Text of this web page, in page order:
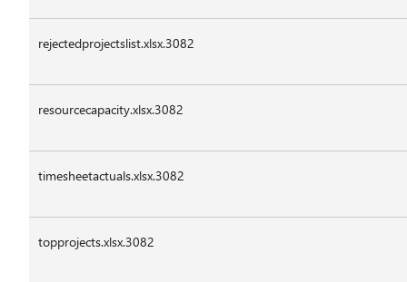
rejectedprojectslist.xlsx.3082
resourcecapacity.xlsx.3082
timesheetactuals.xlsx.3082
topprojects.xlsx.3082